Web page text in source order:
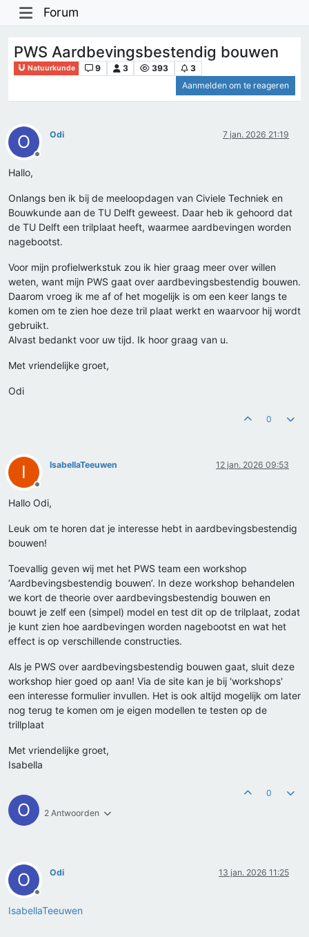
Forum
PWS Aardbevingsbestendig bouwen
Natuurkunde 9 3 393
3
Aanmelden om te reageren
O
Offline
Odi 7 jan. 2026 21:19
Hallo,
Onlangs ben ik bij de meeloopdagen van Civiele Techniek en
Bouwkunde aan de TU Delft geweest. Daar heb ik gehoord dat
de TU Delft een trilplaat heeft, waarmee aardbevingen worden
nagebootst.
Voor mijn profielwerkstuk zou ik hier graag meer over willen
weten, want mijn PWS gaat over aardbevingsbestendig bouwen.
Daarom vroeg ik me af of het mogelijk is om een keer langs te
komen om te zien hoe deze tril plaat werkt en waarvoor hij wordt
gebruikt.
Alvast bedankt voor uw tijd. Ik hoor graag van u.
Met vriendelijke groet,
Odi
0
I
Offline
IsabellaTeeuwen 12 jan. 2026 09:53
Hallo Odi,
Leuk om te horen dat je interesse hebt in aardbevingsbestendig
bouwen!
Toevallig geven wij met het PWS team een workshop
‘Aardbevingsbestendig bouwen’. In deze workshop behandelen
we kort de theorie over aardbevingsbestendig bouwen en
bouwt je zelf een (simpel) model en test dit op de trilplaat, zodat
je kunt zien hoe aardbevingen worden nagebootst en wat het
effect is op verschillende constructies.
Als je PWS over aardbevingsbestendig bouwen gaat, sluit deze
workshop hier goed op aan! Via de site kan je bij 'workshops'
een interesse formulier invullen. Het is ook altijd mogelijk om later
nog terug te komen om je eigen modellen te testen op de
trillplaat
Met vriendelijke groet,
Isabella
O 2 Antwoorden
0
O
Offline
Odi 13 jan. 2026 11:25
IsabellaTeeuwen